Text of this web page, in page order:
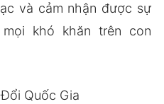
và cảm nhận được sự
khó khăn trên con
Quốc Gia